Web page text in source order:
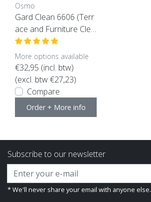
Osmo
Gard Clean 6606 (Terr
ace and Furniture Clea
ner)
More options available
€32,95 (incl. btw)
(excl. btw €27,23)
Compare
Order + More info
Subscribe to our newsletter
* We'll never share your email with anyone else.